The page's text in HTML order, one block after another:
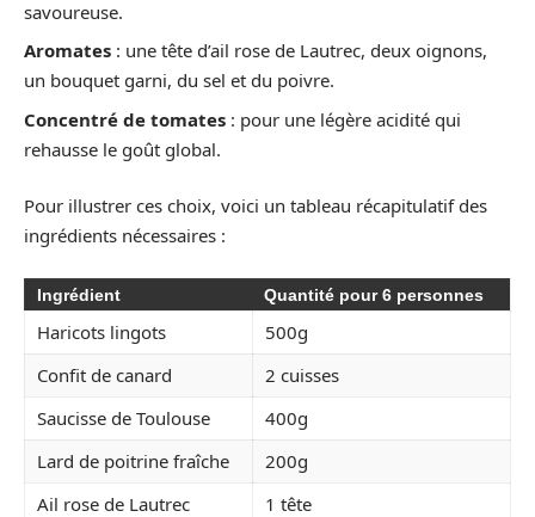
savoureuse.
Aromates : une tête d’ail rose de Lautrec, deux oignons,
un bouquet garni, du sel et du poivre.
Concentré de tomates : pour une légère acidité qui
rehausse le goût global.
Pour illustrer ces choix, voici un tableau récapitulatif des
ingrédients nécessaires :
Ingrédient Quantité pour 6 personnes
Haricots lingots
500g
Confit de canard
2 cuisses
Saucisse de Toulouse
400g
Lard de poitrine fraîche
200g
Ail rose de Lautrec
1 tête